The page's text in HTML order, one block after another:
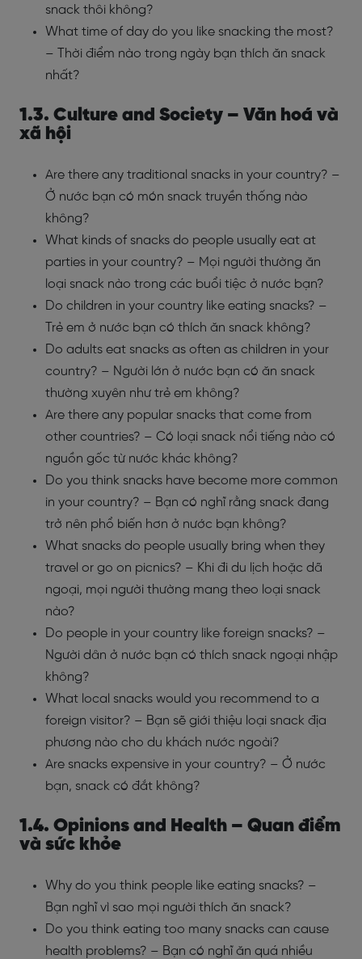
snack thôi không?
What time of day do you like snacking the most?
– Thời điểm nào trong ngày bạn thích ăn snack
nhất?
1.3. Culture and Society – Văn hoá và
xã hội
Are there any traditional snacks in your country? –
Ở nước bạn có món snack truyền thống nào
không?
What kinds of snacks do people usually eat at
parties in your country? – Mọi người thường ăn
loại snack nào trong các buổi tiệc ở nước bạn?
Do children in your country like eating snacks? –
Trẻ em ở nước bạn có thích ăn snack không?
Do adults eat snacks as often as children in your
country? – Người lớn ở nước bạn có ăn snack
thường xuyên như trẻ em không?
Are there any popular snacks that come from
other countries? – Có loại snack nổi tiếng nào có
nguồn gốc từ nước khác không?
Do you think snacks have become more common
in your country? – Bạn có nghĩ rằng snack đang
trở nên phổ biến hơn ở nước bạn không?
What snacks do people usually bring when they
travel or go on picnics? – Khi đi du lịch hoặc dã
ngoại, mọi người thường mang theo loại snack
nào?
Do people in your country like foreign snacks? –
Người dân ở nước bạn có thích snack ngoại nhập
không?
What local snacks would you recommend to a
foreign visitor? – Bạn sẽ giới thiệu loại snack địa
phương nào cho du khách nước ngoài?
Are snacks expensive in your country? – Ở nước
bạn, snack có đắt không?
1.4. Opinions and Health – Quan điểm
và sức khỏe
Why do you think people like eating snacks? –
Bạn nghĩ vì sao mọi người thích ăn snack?
Do you think eating too many snacks can cause
health problems? – Bạn có nghĩ ăn quá nhiều